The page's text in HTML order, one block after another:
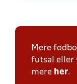
Mere
futsal eller
mere her.